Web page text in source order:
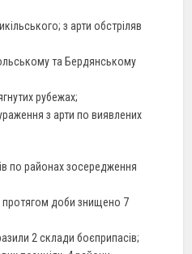
з арти обстріляв
та Бердянському
рубежах;
з арти по виявлених
по районах зосередження
доби знищено 7
2 склади боєприпасів;